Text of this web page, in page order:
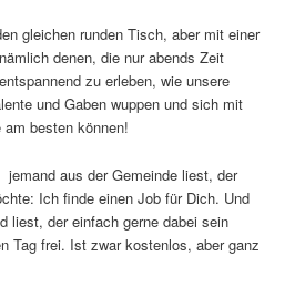
gleichen runden Tisch, aber mit einer
denen, die nur abends Zeit
zu erleben, wie unsere
und Gaben wuppen und sich mit
besten können!
aus der Gemeinde liest, der
Ich finde einen Job für Dich. Und
liest, der einfach gerne dabei sein
Tag frei. Ist zwar kostenlos, aber ganz